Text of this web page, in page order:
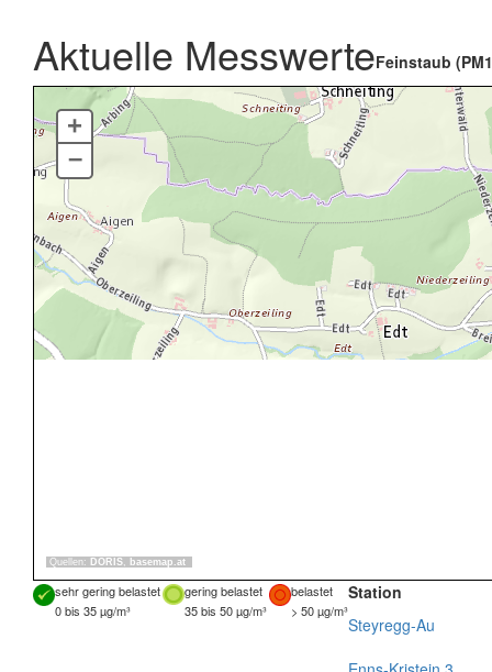
Aktuelle MesswerteFeinstaub
Quellen: DORIS, basemap.at
+
–
sehr gering belastet gering belastet
belastet
0 bis 35 µg/m³
35 bis 50 µg/m³ > 50 µg/m³
Station
Steyregg-Au